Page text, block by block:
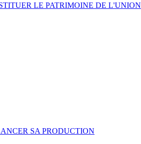
LE PATRIMOINE DE L'UNION
SA PRODUCTION